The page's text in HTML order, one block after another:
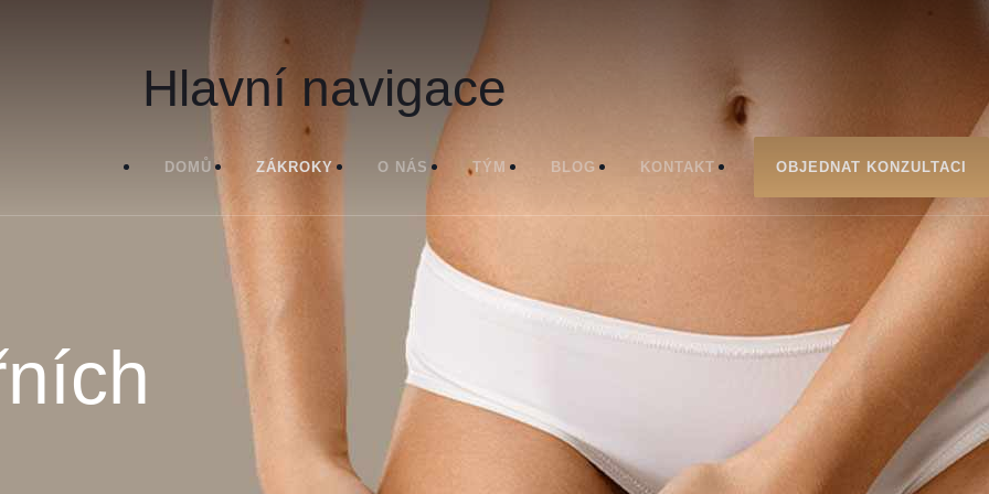
Hlavní navigace
DOMŮ ZÁKROKY O NÁS TÝM BLOG KONTAKT OBJEDNAT KONZULTACI